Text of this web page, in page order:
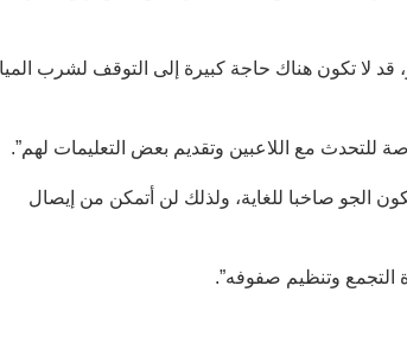
لا تكون هناك حاجة كبيرة إلى التوقف لشرب
للتحدث مع اللاعبين وتقديم بعض التعليمات لهم”.
غدا، وسيكون الجو صاخبا للغاية، ولذلك لن أتمكن من إيصال
التجمع وتنظيم صفوفه”.